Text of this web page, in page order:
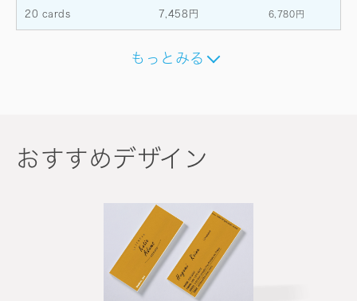
20 cards 7,458円 6,780円
もっとみる
おすすめデザイン